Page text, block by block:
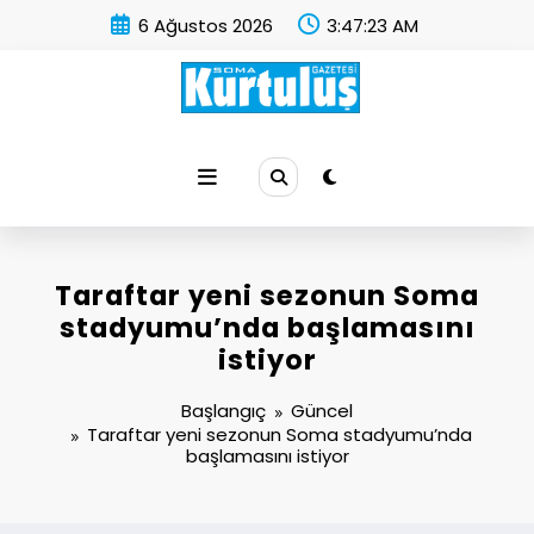
6 Ağustos 2026 3:47:23 AM
Taraftar yeni sezonun Soma
stadyumu’nda başlamasını
istiyor
Başlangıç
Güncel
Taraftar yeni sezonun Soma stadyumu’nda
başlamasını istiyor